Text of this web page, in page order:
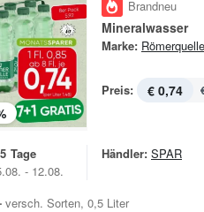
Brandneu
Mineralwasser
Marke: Römerquelle
Preis: € 0,74
5 Tage
- 12.08.
Händler: SPAR
versch. Sorten, 0,5 Liter